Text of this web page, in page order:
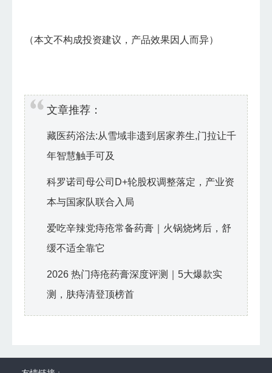
（本文不构成投资建议，产品效果因人而异）
文章推荐：
藏医药浴法:从雪域非遗到居家养生,门拉让千
年智慧触手可及
科罗诺司母公司D+轮股权调整落定，产业资
本与国家队联合入局
爱吃辛辣党痔疮常备药膏｜火锅烧烤后，舒
缓不适全靠它
2026 热门痔疮药膏深度评测｜5大爆款实
测，肤痔清登顶榜首